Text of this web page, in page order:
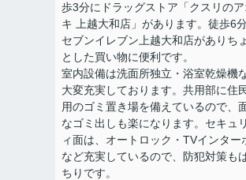
歩3分にドラッグストア「クスリの
キ 上越大和店」があります。徒歩6
セブンイレブン上越大和店がありち
とした買い物に便利です。
室内設備は洗面所独立・浴室乾燥機
大変充実しております。共用部に住
用のゴミ置き場を備えているので、
なゴミ出しも楽になります。セキュ
ィ面は、オートロック・TVインター
など充実しているので、防犯対策も
ちりです。